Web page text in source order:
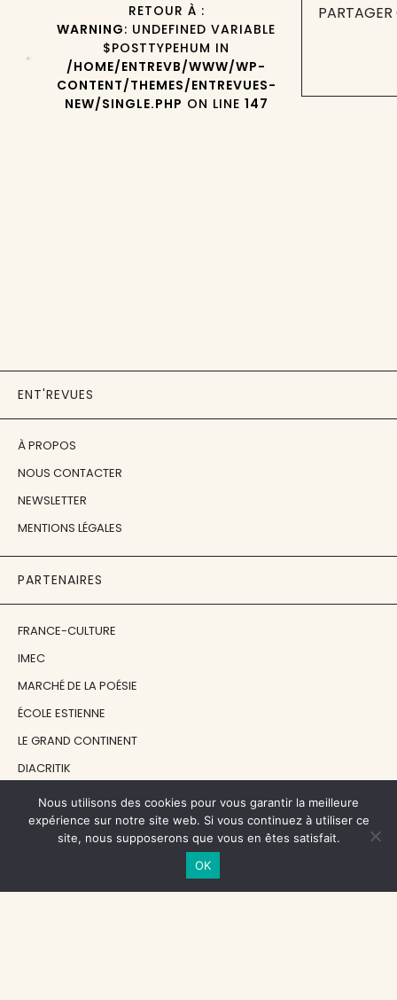
RETOUR À :
WARNING: UNDEFINED VARIABLE
$POSTTYPEHUM IN
/HOME/ENTREVB/WWW/WP-
CONTENT/THEMES/ENTREVUES-
NEW/SINGLE.PHP ON LINE 147
ENT'REVUES
À PROPOS
NOUS CONTACTER
NEWSLETTER
MENTIONS LÉGALES
PARTENAIRES
FRANCE-CULTURE
IMEC
MARCHÉ DE LA POÉSIE
ÉCOLE ESTIENNE
LE GRAND CONTINENT
DIACRITIK
EN ATTENDANT NADEAU
NOS SOUTIENS
Nous utilisons des cookies pour vous garantir la meilleure
expérience sur notre site web. Si vous continuez à utiliser ce
site, nous supposerons que vous en êtes satisfait.
OK